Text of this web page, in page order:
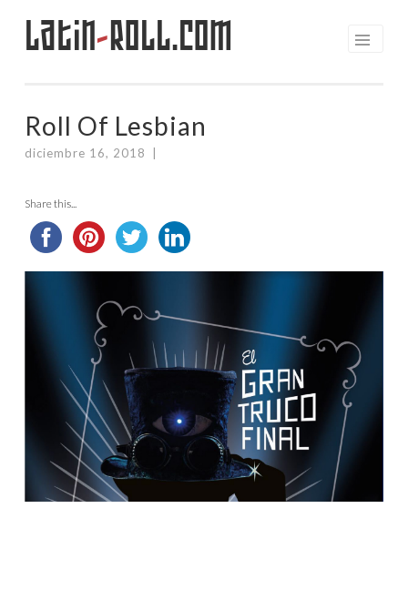
Saltar
Latin-Roll.com
Roll Of Lesbian
diciembre 16, 2018
Share this...